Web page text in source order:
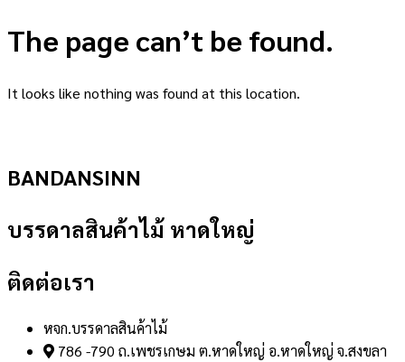
The page can’t be found.
It looks like nothing was found at this location.
BANDANSINN
บรรดาลสินค้าไม้ หาดใหญ่
ติดต่อเรา
หจก.บรรดาลสินค้าไม้
786 -790 ถ.เพชรเกษม ต.หาดใหญ่ อ.หาดใหญ่ จ.สงขลา